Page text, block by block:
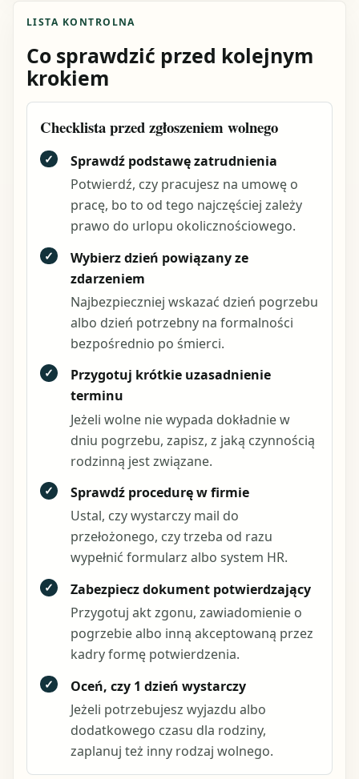
LISTA KONTROLNA
Co sprawdzić przed kolejnym
krokiem
Checklista przed zgłoszeniem wolnego
✓
Sprawdź podstawę zatrudnienia
Potwierdź, czy pracujesz na umowę o
pracę, bo to od tego najczęściej zależy
prawo do urlopu okolicznościowego.
✓
Wybierz dzień powiązany ze
zdarzeniem
Najbezpieczniej wskazać dzień pogrzebu
albo dzień potrzebny na formalności
bezpośrednio po śmierci.
✓
Przygotuj krótkie uzasadnienie
terminu
Jeżeli wolne nie wypada dokładnie w
dniu pogrzebu, zapisz, z jaką czynnością
rodzinną jest związane.
✓
Sprawdź procedurę w firmie
Ustal, czy wystarczy mail do
przełożonego, czy trzeba od razu
wypełnić formularz albo system HR.
✓
Zabezpiecz dokument potwierdzający
Przygotuj akt zgonu, zawiadomienie o
pogrzebie albo inną akceptowaną przez
kadry formę potwierdzenia.
✓
Oceń, czy 1 dzień wystarczy
Jeżeli potrzebujesz wyjazdu albo
dodatkowego czasu dla rodziny,
zaplanuj też inny rodzaj wolnego.